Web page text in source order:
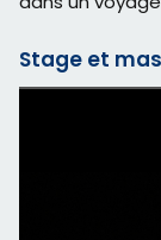
​Stage et